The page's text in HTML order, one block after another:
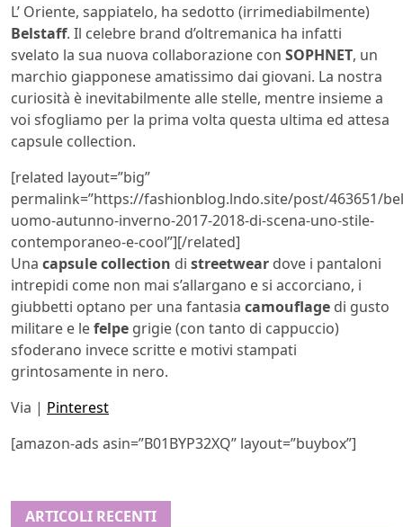
L’ Oriente, sappiatelo, ha sedotto (irrimediabilmente)
Belstaff. Il celebre brand d’oltremanica ha infatti
svelato la sua nuova collaborazione con SOPHNET, un
marchio giapponese amatissimo dai giovani. La nostra
curiosità è inevitabilmente alle stelle, mentre insieme a
voi sfogliamo per la prima volta questa ultima ed attesa
capsule collection.
[related layout=”big”
permalink=”https://fashionblog.lndo.site/post/463651/
uomo-autunno-inverno-2017-2018-di-scena-uno-stile-
contemporaneo-e-cool”][/related]
Una capsule collection di streetwear dove i pantaloni
intrepidi come non mai s’allargano e si accorciano, i
giubbetti optano per una fantasia camouflage di gusto
militare e lefelpe grigie (con tanto di cappuccio)
sfoderano invece scritte e motivi stampati
grintosamente in nero.
Via | Pinterest
[amazon-ads asin=”B01BYP32XQ” layout=”buybox”]
ARTICOLI RECENTI